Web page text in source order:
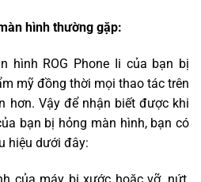
hình thường gặp:
hình ROG Phone Ii của bạn bị
mỹ đồng thời mọi thao tác trên
hơn. Vậy để nhận biết được khi
bạn bị hỏng màn hình, bạn có
hiệu dưới đây:
của máy bị xước hoặc vỡ, nứt,